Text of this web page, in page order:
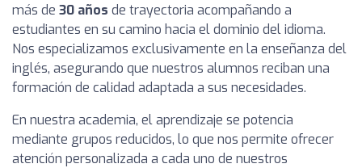
más de 30 años de trayectoria acompañando a
estudiantes en su camino hacia el dominio del idioma.
Nos especializamos exclusivamente en la enseñanza del
inglés, asegurando que nuestros alumnos reciban una
formación de calidad adaptada a sus necesidades.
En nuestra academia, el aprendizaje se potencia
mediante grupos reducidos, lo que nos permite ofrecer
atención personalizada a cada uno de nuestros